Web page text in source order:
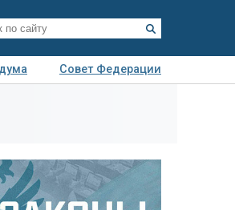
Совет Федерации